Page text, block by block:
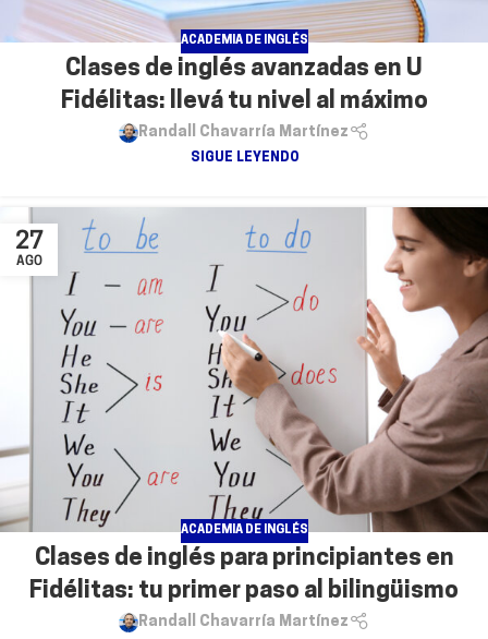
ACADEMIA DE INGLÉS
Clases de inglés avanzadas en U
Fidélitas: llevá tu nivel al máximo
Randall Chavarría Martínez
SIGUE LEYENDO
27
AGO
ACADEMIA DE INGLÉS
Clases de inglés para principiantes en
Fidélitas: tu primer paso al bilingüismo
Randall Chavarría Martínez